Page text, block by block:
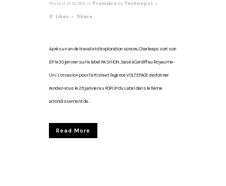
Posted at 16:00h in Première byTechnopol
0 Likes Share
Après un an de travail et d’exploration sonore, Charleeps sort son
EP le 30 janvier sur le label PASHION, basé à Cardiff au Royaume-
Uni. L’occasion pour l’artiste et l’agence VOLTEFACE de donner
rendez-vous le 29 janvier au POPUP du Label dans le 11ème
arrondissement de...
Read More